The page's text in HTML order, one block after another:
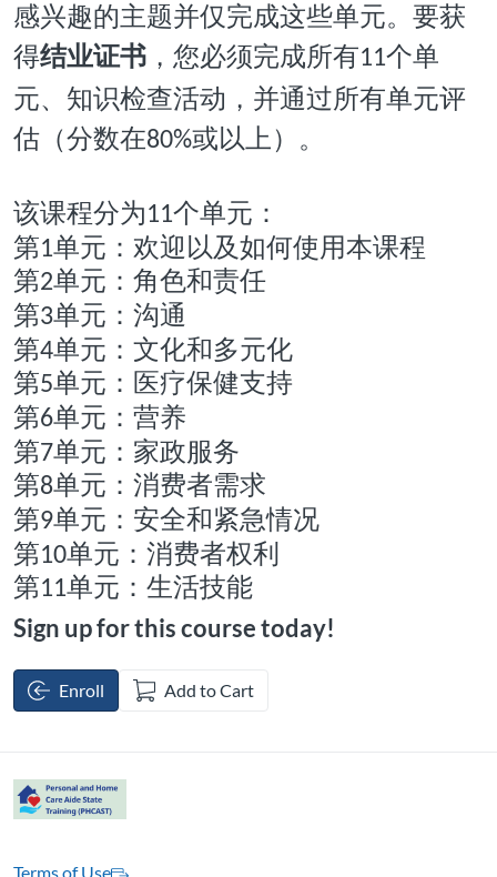
感兴趣的主题并仅完成这些单元。要获
得结业证书 ，您必须完成所有11个单
元、知识检查活动，并通过所有单元评
估（分数在80%或以上）。
该课程分为11个单元：
第1单元：欢迎以及如何使用本课程
第2单元：角色和责任
第3单元：沟通
第4单元：文化和多元化
第5单元：医疗保健支持
第6单元：营养
第7单元：家政服务
第8单元：消费者需求
第9单元：安全和紧急情况
第10单元：消费者权利
第11单元：生活技能
Sign up for this course today!
Enroll Add to Cart
Terms of Use